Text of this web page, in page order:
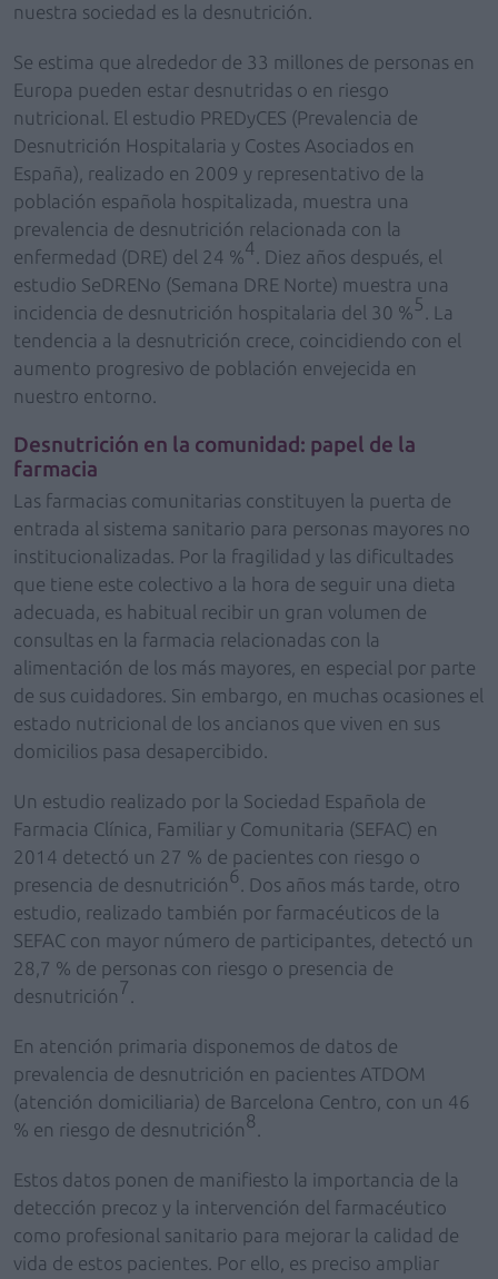
nuestra sociedad es la desnutrición.
Se estima que alrededor de 33 millones de personas en
Europa pueden estar desnutridas o en riesgo
nutricional. El estudio PREDyCES (Prevalencia de
Desnutrición Hospitalaria y Costes Asociados en
España), realizado en 2009 y representativo de la
población española hospitalizada, muestra una
prevalencia de desnutrición relacionada con la
enfermedad (DRE) del 24 %4 . Diez años después, el
estudio SeDRENo (Semana DRE Norte) muestra una
incidencia de desnutrición hospitalaria del 30 %5
. La
tendencia a la desnutrición crece, coincidiendo con el
aumento progresivo de población envejecida en
nuestro entorno.
Desnutrición en la comunidad: papel de la
farmacia
Las farmacias comunitarias constituyen la puerta de
entrada al sistema sanitario para personas mayores no
institucionalizadas. Por la fragilidad y las dificultades
que tiene este colectivo a la hora de seguir una dieta
adecuada, es habitual recibir un gran volumen de
consultas en la farmacia relacionadas con la
alimentación de los más mayores, en especial por parte
de sus cuidadores. Sin embargo, en muchas ocasiones el
estado nutricional de los ancianos que viven en sus
domicilios pasa desapercibido.
Un estudio realizado por la Sociedad Española de
Farmacia Clínica, Familiar y Comunitaria (SEFAC) en
2014 detectó un 27 % de pacientes con riesgo o
presencia de desnutrición6
. Dos años más tarde, otro
estudio, realizado también por farmacéuticos de la
SEFAC con mayor número de participantes, detectó un
28,7 % de personas con riesgo o presencia de
desnutrición7
En atención primaria disponemos de datos de
prevalencia de desnutrición en pacientes ATDOM
(atención domiciliaria) de Barcelona Centro, con un 46
% en riesgo de desnutrición8
Estos datos ponen de manifiesto la importancia de la
detección precoz y la intervención del farmacéutico
como profesional sanitario para mejorar la calidad de
vida de estos pacientes. Por ello, es preciso ampliar